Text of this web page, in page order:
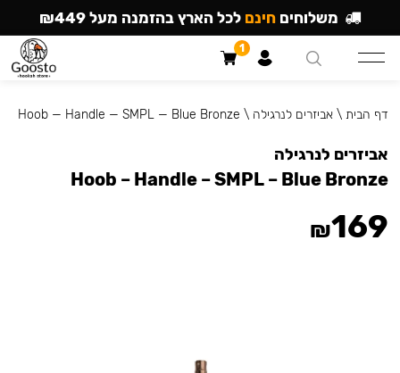
דף הבית \אביזרים לנרגילה \
Hoob — Handle — SMPL — Blue Bronze
אביזרים לנרגילה
Hoob – Handle – SMPL – Blue Bronze
₪169
משלוחים חינם לכל הארץ בהזמנה מעל ₪449
1